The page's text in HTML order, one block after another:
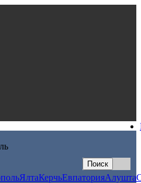
ЯлтаКерчьЕвпаторияАлушта